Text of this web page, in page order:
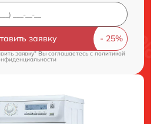
заявку
заявку" Вы соглашаетесь c политикой